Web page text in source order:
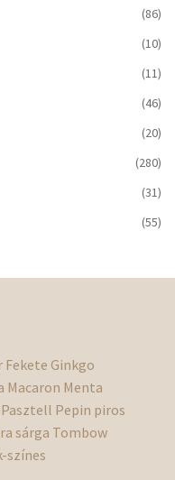
(86)
(10)
(11)
(46)
(20)
(280)
(31)
(55)
Fekete Ginkgo
Macaron Menta
Pasztell Pepin piros
sárga Tombow
színes